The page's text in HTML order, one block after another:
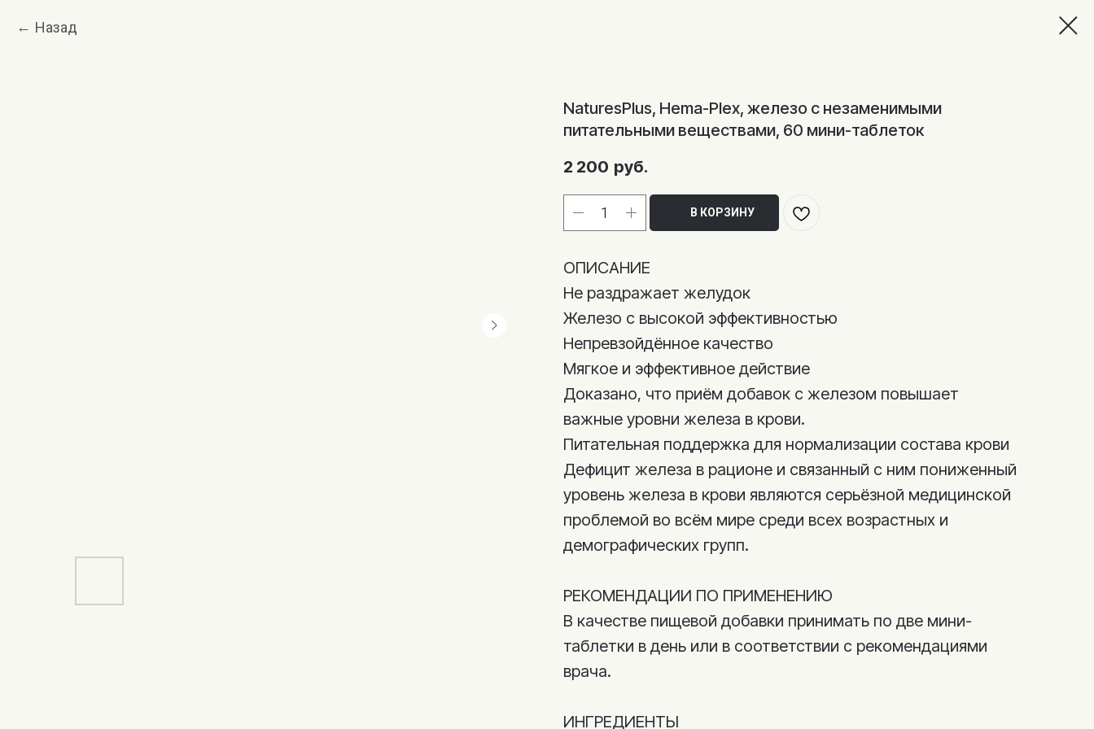
Назад
NaturesPlus, Hema-Plex, железо с незаменимыми
питательными веществами, 60 мини-таблеток
2 200 руб.
В КОРЗИНУ
ОПИСАНИЕ
Не раздражает желудок
Железо с высокой эффективностью
Непревзойдённое качество
Мягкое и эффективное действие
Доказано, что приём добавок с железом повышает
важные уровни железа в крови.
Питательная поддержка для нормализации состава крови
Дефицит железа в рационе и связанный с ним пониженный
уровень железа в крови являются серьёзной медицинской
проблемой во всём мире среди всех возрастных и
демографических групп.
РЕКОМЕНДАЦИИ ПО ПРИМЕНЕНИЮ
В качестве пищевой добавки принимать по две мини-
таблетки в день или в соответствии с рекомендациями
врача.
ИНГРЕДИЕНТЫ